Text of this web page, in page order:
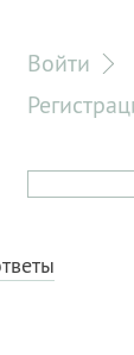
Войти